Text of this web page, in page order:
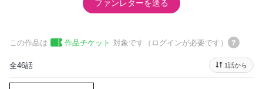
ファンレターを送る
この作品は 作品チケット 対象です（ログインが必要です）
全46話 1話から